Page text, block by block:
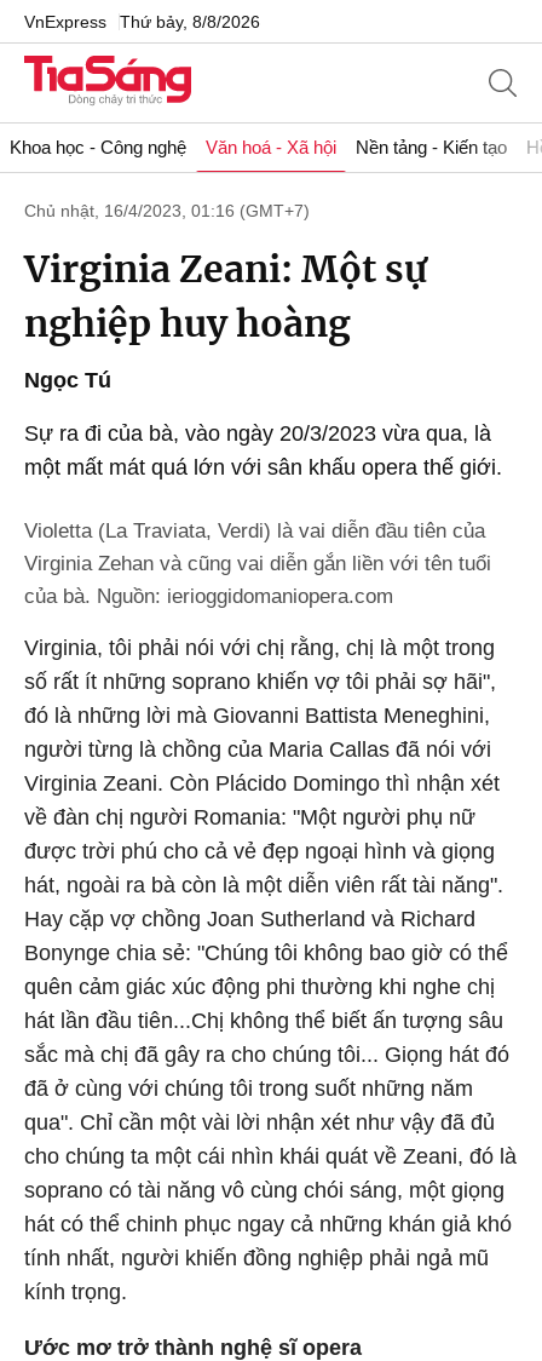
VnExpress Thứ bảy, 8/8/2026
Khoa học - Công nghệ Văn hoá - Xã hội Nền tảng - Kiến tạo
Chủ nhật, 16/4/2023, 01:16 (GMT+7)
Virginia Zeani: Một sự
nghiệp huy hoàng
Ngọc Tú
Sự ra đi của bà, vào ngày 20/3/2023 vừa qua, là
một mất mát quá lớn với sân khấu opera thế giới.
Violetta (La Traviata, Verdi) là vai diễn đầu tiên của
Virginia Zehan và cũng vai diễn gắn liền với tên tuổi
của bà. Nguồn: ierioggidomaniopera.com
Virginia, tôi phải nói với chị rằng, chị là một trong
số rất ít những soprano khiến vợ tôi phải sợ hãi",
đó là những lời mà Giovanni Battista Meneghini,
người từng là chồng của Maria Callas đã nói với
Virginia Zeani. Còn Plácido Domingo thì nhận xét
về đàn chị người Romania: "Một người phụ nữ
được trời phú cho cả vẻ đẹp ngoại hình và giọng
hát, ngoài ra bà còn là một diễn viên rất tài năng".
Hay cặp vợ chồng Joan Sutherland và Richard
Bonynge chia sẻ: "Chúng tôi không bao giờ có thể
quên cảm giác xúc động phi thường khi nghe chị
hát lần đầu tiên...Chị không thể biết ấn tượng sâu
sắc mà chị đã gây ra cho chúng tôi... Giọng hát đó
đã ở cùng với chúng tôi trong suốt những năm
qua". Chỉ cần một vài lời nhận xét như vậy đã đủ
cho chúng ta một cái nhìn khái quát về Zeani, đó là
soprano có tài năng vô cùng chói sáng, một giọng
hát có thể chinh phục ngay cả những khán giả khó
tính nhất, người khiến đồng nghiệp phải ngả mũ
kính trọng.
Ước mơ trở thành nghệ sĩ opera